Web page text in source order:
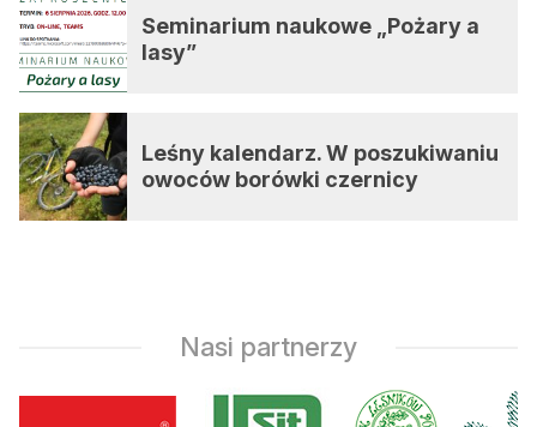
Seminarium naukowe „Pożary a
lasy”
Leśny kalendarz. W poszukiwaniu
owoców borówki czernicy
Nasi partnerzy